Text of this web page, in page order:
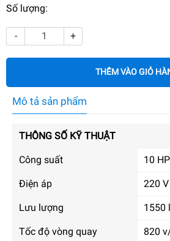
Số lượng:
- +
THÊM VÀO GIỎ
Mô tả sản phẩm
THÔNG SỐ KỸ THUẬT
Công suất 10
Điện áp 220 V
Lưu lượng 1550
Tốc độ vòng quay 820